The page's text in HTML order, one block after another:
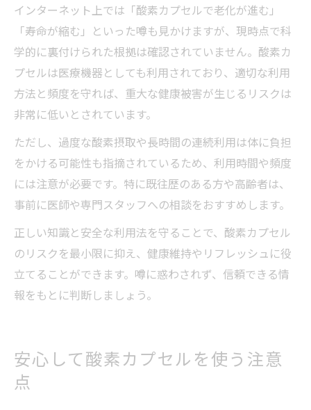
インターネット上では「酸素カプセルで老化が進む」
「寿命が縮む」といった噂も見かけますが、現時点で科
学的に裏付けられた根拠は確認されていません。酸素カ
プセルは医療機器としても利用されており、適切な利用
方法と頻度を守れば、重大な健康被害が生じるリスクは
非常に低いとされています。
ただし、過度な酸素摂取や長時間の連続利用は体に負担
をかける可能性も指摘されているため、利用時間や頻度
には注意が必要です。特に既往歴のある方や高齢者は、
事前に医師や専門スタッフへの相談をおすすめします。
正しい知識と安全な利用法を守ることで、酸素カプセル
のリスクを最小限に抑え、健康維持やリフレッシュに役
立てることができます。噂に惑わされず、信頼できる情
報をもとに判断しましょう。
安心して酸素カプセルを使う注意
点